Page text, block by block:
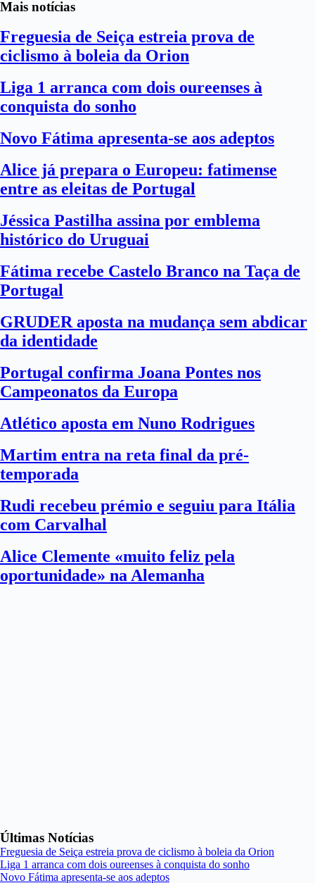
Mais notícias
Freguesia de Seiça estreia prova de
ciclismo à boleia da Orion
Liga 1 arranca com dois oureenses à
conquista do sonho
Novo Fátima apresenta-se aos adeptos
Alice já prepara o Europeu: fatimense
entre as eleitas de Portugal
Jéssica Pastilha assina por emblema
histórico do Uruguai
Fátima recebe Castelo Branco na Taça de
Portugal
GRUDER aposta na mudança sem abdicar
da identidade
Portugal confirma Joana Pontes nos
Campeonatos da Europa
Atlético aposta em Nuno Rodrigues
Martim entra na reta final da pré-
temporada
Rudi recebeu prémio e seguiu para Itália
com Carvalhal
Alice Clemente «muito feliz pela
oportunidade» na Alemanha
Últimas Notícias
Freguesia de Seiça estreia prova de ciclismo à boleia da Orion
Liga 1 arranca com dois oureenses à conquista do sonho
Novo Fátima apresenta-se aos adeptos